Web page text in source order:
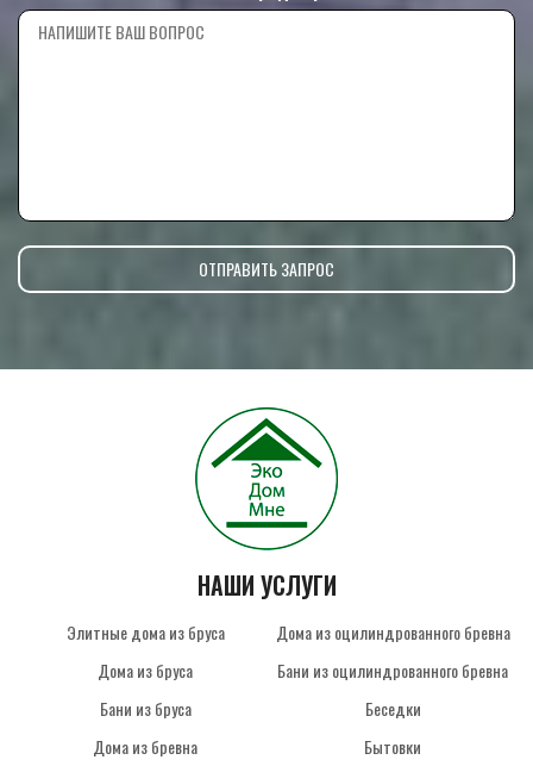
НАШИ УСЛУГИ
Элитные дома из бруса
Дома из бруса
Бани из бруса
Дома из бревна
Дома из оцилиндрованного бревна
Бани из оцилиндрованного бревна
Беседки
Бытовки